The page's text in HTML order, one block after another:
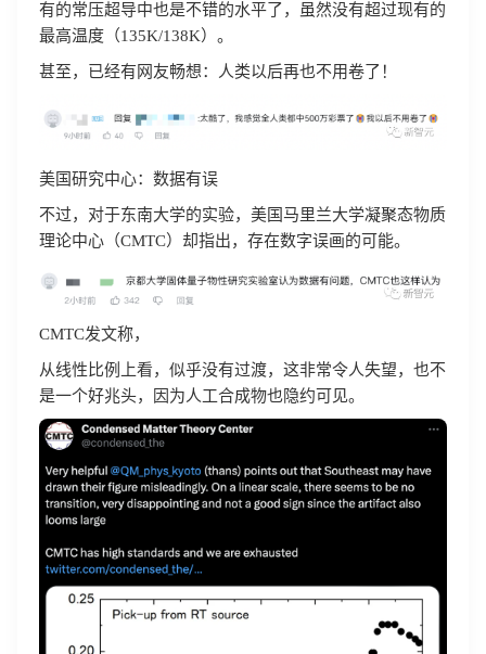
有的常压超导中也是不错的水平了，虽然没有超过现有的
最高温度（135K/138K）。
甚至，已经有网友畅想：人类以后再也不用卷了！
美国研究中心：数据有误
不过，对于东南大学的实验，美国马里兰大学凝聚态物质
理论中心（CMTC）却指出，存在数字误画的可能。
CMTC发文称，
从线性比例上看，似乎没有过渡，这非常令人失望，也不
是一个好兆头，因为人工合成物也隐约可见。